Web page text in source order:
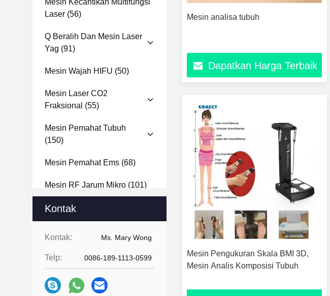
Mesin Kecantikan Multifungsi
Laser (56)
Q Beralih Dan Mesin Laser
Yag (91)
Mesin Wajah HIFU (50)
Mesin Laser CO2
Fraksional (55)
Mesin Pemahat Tubuh
(150)
Mesin Pemahat Ems (68)
Mesin RF Jarum Mikro (101)
Mesin Analisa Tubuh
Kontak
Kontak: Ms. Mary Wong
Telp: 0086-189-1113-0599
Mesin analisa tubuh
Dapatkan Harga Terbaik
Mesin Pengukuran Skala BMI 3D,
Mesin Analis Komposisi Tubuh